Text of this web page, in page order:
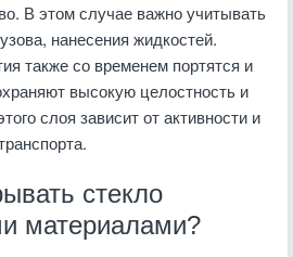
В этом случае важно учитывать
нанесения жидкостей.
также со временем портятся и
высокую целостность и
слоя зависит от активности и
стекло
материалами?